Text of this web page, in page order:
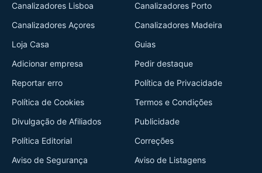
Canalizadores Lisboa
Canalizadores Porto
Canalizadores Açores
Canalizadores Madeira
Loja Casa
Guias
Adicionar empresa
Pedir destaque
Reportar erro
Política de Privacidade
Política de Cookies
Termos e Condições
Divulgação de Afiliados
Publicidade
Política Editorial
Correções
Aviso de Segurança
Aviso de Listagens